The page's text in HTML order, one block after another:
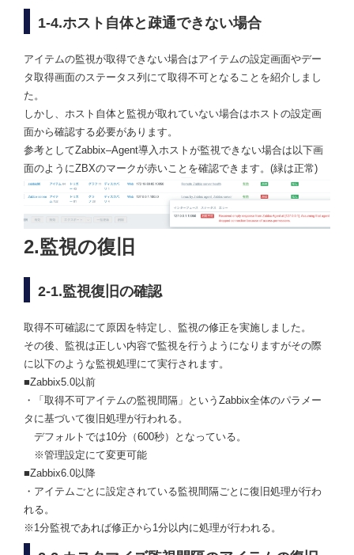
1-4.ホスト自体と疎通できない場合
アイテムの監視が取得できない場合はアイテムの設定画面やデー
タ取得画面のステータス列にて取得不可となることを紹介しまし
た。
しかし、ホスト自体と監視が取れていない場合はホストの設定画
面から確認する必要があります。
参考としてZabbix–Agent導入ホストが監視できない場合は以下画
面のようにZBXのマークが赤いことを確認できます。(緑は正常)
2.監視の復旧
2-1.監視復旧の確認
取得不可確認にて原因を特定し、監視の修正を実施しました。
その後、監視は正しい内容で監視を行うようになりますがその際
に以下のような監視処理にて実行されます。
■Zabbix5.0以前
・「取得不可アイテムの監視間隔」というZabbix全体のパラメー
タに基づいて復旧処理が行われる。
デフォルトでは10分（600秒）となっている。
※管理設定にて変更可能
■Zabbix6.0以降
・アイテムごとに設定されている監視間隔ごとに復旧処理が行わ
れる。
※1分監視であれば修正から1分以内に処理が行われる。